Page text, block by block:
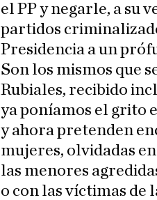
el PP y negarle, a su
partidos
Presidencia a un
Son los mismos que
Rubiales, recibido
ya poníamos el grito
y ahora pretenden
mujeres, olvidadas
las menores
o con las víctimas de